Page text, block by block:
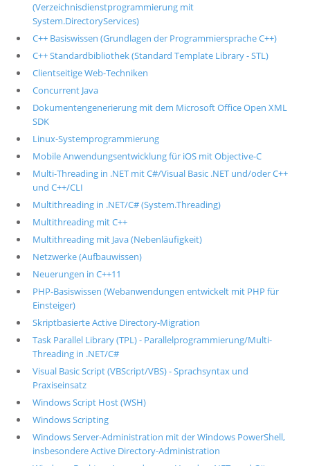
(Verzeichnisdienstprogrammierung mit
System.DirectoryServices)
C++ Basiswissen (Grundlagen der Programmiersprache C++)
C++ Standardbibliothek (Standard Template Library - STL)
Clientseitige Web-Techniken
Concurrent Java
Dokumentengenerierung mit dem Microsoft Office Open XML
SDK
Linux-Systemprogrammierung
Mobile Anwendungsentwicklung für iOS mit Objective-C
Multi-Threading in .NET mit C#/Visual Basic .NET und/oder C++
und C++/CLI
Multithreading in .NET/C# (System.Threading)
Multithreading mit C++
Multithreading mit Java (Nebenläufigkeit)
Netzwerke (Aufbauwissen)
Neuerungen in C++11
PHP-Basiswissen (Webanwendungen entwickelt mit PHP für
Einsteiger)
Skriptbasierte Active Directory-Migration
Task Parallel Library (TPL) - Parallelprogrammierung/Multi-
Threading in .NET/C#
Visual Basic Script (VBScript/VBS) - Sprachsyntax und
Praxiseinsatz
Windows Script Host (WSH)
Windows Scripting
Windows Server-Administration mit der Windows PowerShell,
insbesondere Active Directory-Administration